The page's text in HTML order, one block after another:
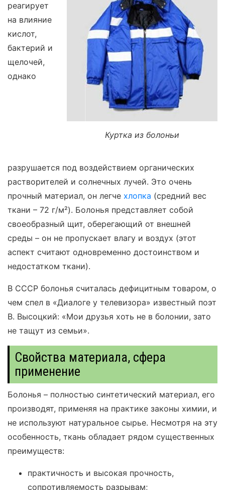
Куртка из болоньи
реагирует
на влияние
кислот,
бактерий и
щелочей,
однако
разрушается под воздействием органических
растворителей и солнечных лучей. Это очень
прочный материал, он легче хлопка (средний вес
ткани – 72 г/м²). Болонья представляет собой
своеобразный щит, оберегающий от внешней
среды – он не пропускает влагу и воздух (этот
аспект считают одновременно достоинством и
недостатком ткани).
В СССР болонья считалась дефицитным товаром, о
чем спел в «Диалоге у телевизора» известный поэт
В. Высоцкий: «Мои друзья хоть не в болонии, зато
не тащут из семьи».
Свойства материала, сфера
применение
Болонья – полностью синтетический материал, его
производят, применяя на практике законы химии, и
не используют натуральное сырье. Несмотря на эту
особенность, ткань обладает рядом существенных
преимуществ:
практичность и высокая прочность,
сопротивляемость разрывам;